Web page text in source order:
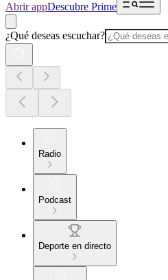
Abrir appDescubre Prime
¿Qué deseas escuchar?
Radio
Podcast
Deporte en directo